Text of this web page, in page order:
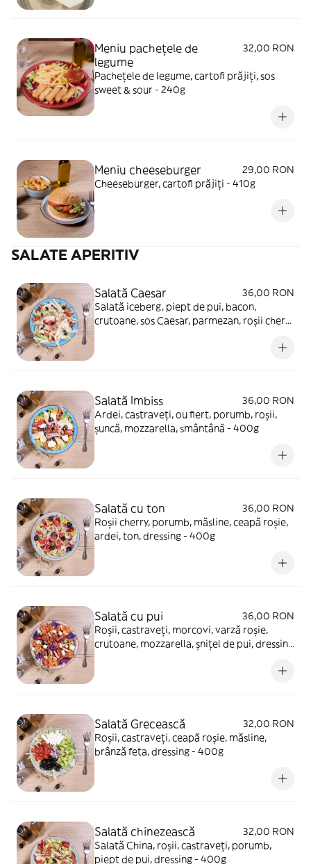
Meniu pachețele de
legume
32,00 RON
Pachețele de legume, cartofi prăjiți, sos
sweet & sour - 240g
Meniu cheeseburger
29,00 RON
Cheeseburger, cartofi prăjiți - 410g
SALATE APERITIV
Salată Caesar
36,00 RON
Salată iceberg, piept de pui, bacon,
crutoane, sos Caesar, parmezan, roșii cherry
Salată Imbiss
36,00 RON
Ardei, castraveți, ou fiert, porumb, roșii,
șuncă, mozzarella, smântână - 400g
Salată cu ton
36,00 RON
Roșii cherry, porumb, măsline, ceapă roșie,
ardei, ton, dressing - 400g
Salată cu pui
36,00 RON
Roșii, castraveți, morcovi, varză roșie,
crutoane, mozzarella, șnițel de pui, dressing
Salată Grecească
32,00 RON
Roșii, castraveți, ceapă roșie, măsline,
brânză feta, dressing - 400g
Salată chinezească
32,00 RON
Salată China, roșii, castraveți, porumb,
piept de pui, dressing - 400g